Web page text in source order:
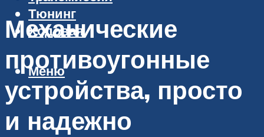
Тюнинг
Ходовая
Меню
Механические
противоугонные
устройства, просто
и надежно